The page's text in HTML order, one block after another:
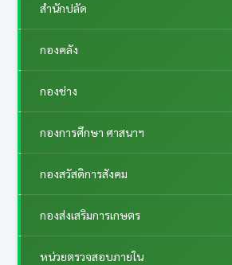
สำนักปลัด
กองคลัง
กองช่าง
กองการศึกษา ศาสนาฯ
กองสวัสดิการสังคม
กองส่งเสริมการเกษตร
หน่วยตรวจสอบภายใน